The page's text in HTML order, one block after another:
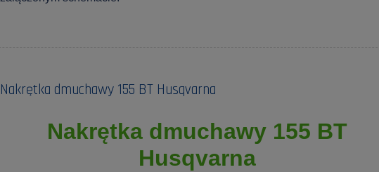
Nakrętka dmuchawy 155 BT Husqvarna
Nakrętka dmuchawy 155 BT
Husqvarna